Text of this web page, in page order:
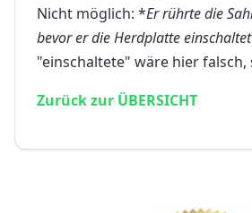
Nicht möglich: *Er rührte die
bevor er die Herdplatte einschaltet
"einschaltete" wäre hier falsch,
Zurück zur ÜBERSICHT